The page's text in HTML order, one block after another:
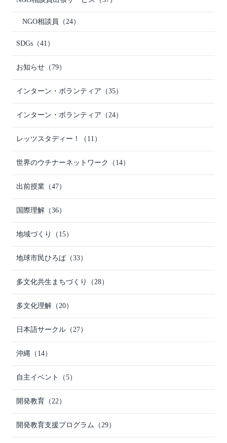
NGO相談員 （24）
SDGs （41）
お知らせ （79）
インターン・ボランティア （35）
インターン・ボランティア （24）
レッツスタディー！ （11）
世界のウチナーネットワーク （14）
出前授業 （47）
国際理解 （36）
地域づくり （15）
地球市民ひろば （33）
多文化共生まちづくり （28）
多文化理解 （20）
日本語サークル （27）
沖縄 （14）
自主イベント （5）
開発教育 （22）
開発教育支援プログラム （29）